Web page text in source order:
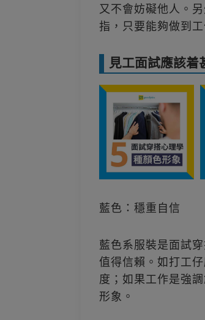
又不會妨礙他人。
指，只要能夠做到
見工面試應該着
藍色：穩重自信
藍色系服裝是面試
值得信賴。如打工仔
度；如果工作是強
形象。